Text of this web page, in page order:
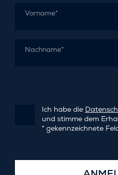
Vorname*
Nachname*
Ich habe die
und stimme dem
* gekennzeichnete